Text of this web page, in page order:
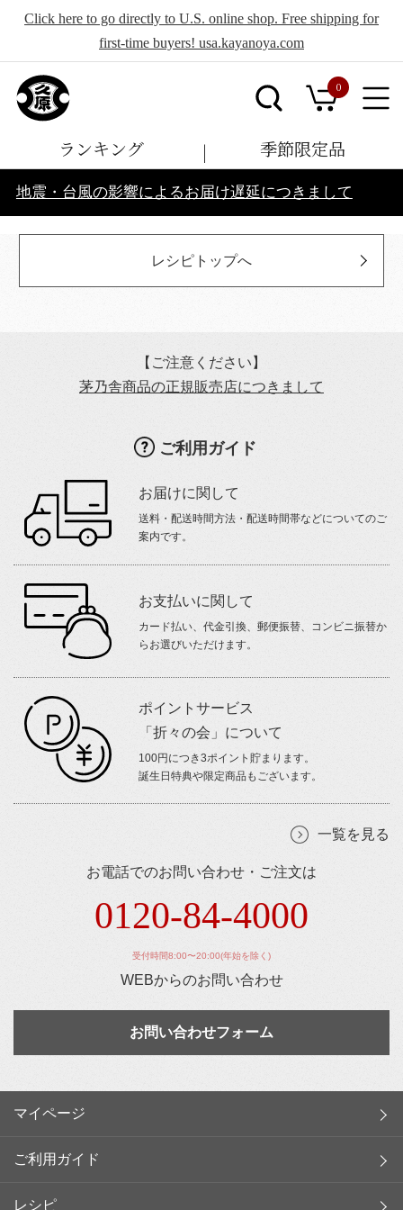
Click here to go directly to U.S. online shop. Free shipping for
first-time buyers! usa.kayanoya.com
0
ランキング 季節限定品
地震・台風の影響によるお届け遅延につきまして
レシピトップへ
【ご注意ください】
茅乃舎商品の正規販売店につきまして
ご利用ガイド
お届けに関して
送料・配送時間方法・配送時間帯などについてのご
案内です。
お支払いに関して
カード払い、代金引換、郵便振替、コンビニ振替か
らお選びいただけます。
ポイントサービス
「折々の会」について
100円につき3ポイント貯まります。
誕生日特典や限定商品もございます。
一覧を見る
お電話でのお問い合わせ・ご注文は
0120-84-4000
受付時間8:00〜20:00(年始を除く)
WEBからのお問い合わせ
お問い合わせフォーム
マイページ
ご利用ガイド
レシピ